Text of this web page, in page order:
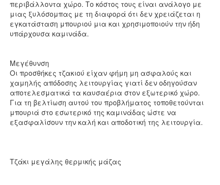
περιβάλλοντα χώρο. Το κόστος τους είναι ανάλογο με
μιας ξυλόσομπας με τη διαφορά ότι δεν χρειάζεται η
εγκατάσταση μπουριού μια και χρησιμοποιούν την ήδη
υπάρχουσα καμινάδα.
Μεγέθυνση
Οι προσθήκες τζακιού είχαν φήμη μη ασφαλούς και
χαμηλής απόδοσης λειτουργίας γιατί δεν οδηγούσαν
αποτελεσματικά τα καυσαέρια στον εξωτερικό χώρο.
Για τη βελτίωση αυτού του προβλήματος τοποθετούνται
μπουριά στο εσωτερικό της καμινάδας ώστε να
εξασφαλίσουν την καλή και αποδοτική της λειτουργία.
Τζάκι μεγάλης θερμικής μάζας